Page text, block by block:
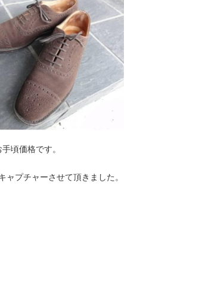
頃価格です。
プチャーさせて頂きました。